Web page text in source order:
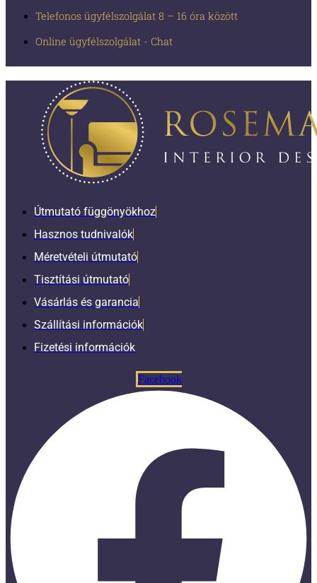
Telefonos ügyfélszolgálat 8 – 16 óra között
Online ügyfélszolgálat - Chat
Útmutató függönyökhoz
Hasznos tudnivalók
Méretvételi útmutató
Tisztítási útmutató
Vásárlás és garancia
Szállítási információk
Fizetési információk
Facebook